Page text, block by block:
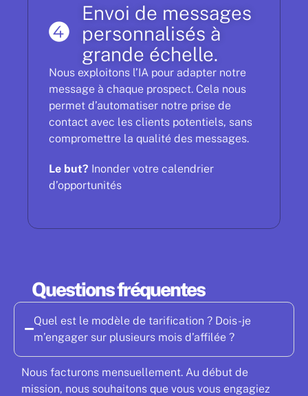
Envoi de messages
personnalisés à
grande échelle.
Nous exploitons l’IA pour adapter notre
message à chaque prospect. Cela nous
permet d’automatiser notre prise de
contact avec les clients potentiels, sans
compromettre la qualité des messages.
Le but? Inonder votre calendrier
d’opportunités
Questions fréquentes
Quel est le modèle de tarification ? Dois-je
m’engager sur plusieurs mois d’affilée ?
Nous facturons mensuellement. Au début de
mission, nous souhaitons que vous vous engagiez